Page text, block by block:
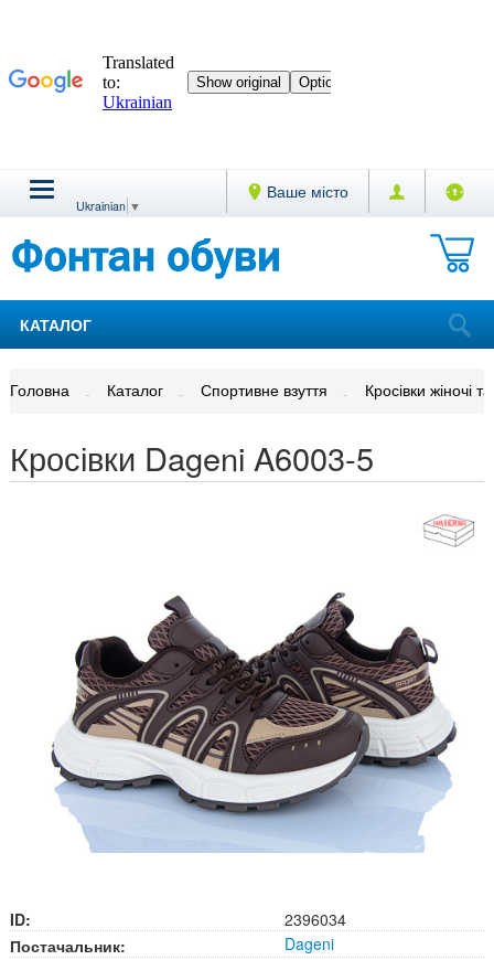
Ваше місто
Ukrainian ▼
КАТАЛОГ
Головна Каталог Спортивне взуття Кросівки жіночі та
Кросівки Dageni A6003-5
ID:
2396034
Постачальник:
Dageni